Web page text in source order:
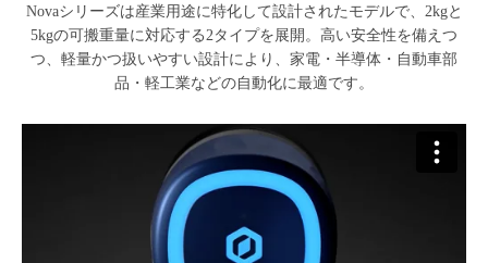
Novaシリーズは産業用途に特化して設計されたモデルで、2kgと
5kgの可搬重量に対応する2タイプを展開。高い安全性を備えつ
つ、軽量かつ扱いやすい設計により、家電・半導体・自動車部
品・軽工業などの自動化に最適です。